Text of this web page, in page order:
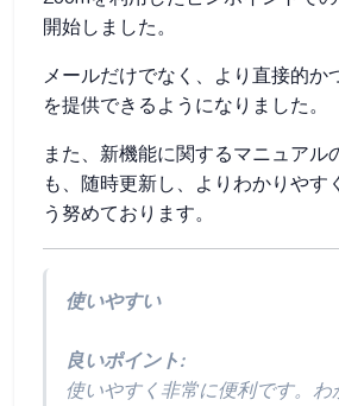
開始しました。
メールだけでなく、より直接的か
を提供できるようになりました。
また、新機能に関するマニュアル
も、随時更新し、よりわかりやす
う努めております。
使いやすい
良いポイント:
使いやすく非常に便利です。